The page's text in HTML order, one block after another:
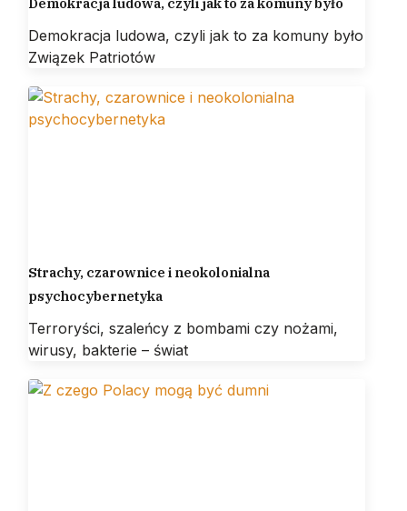
Demokracja ludowa, czyli jak to za komuny było
Demokracja ludowa, czyli jak to za komuny było
Związek Patriotów
Strachy, czarownice i neokolonialna
psychocybernetyka
Terroryści, szaleńcy z bombami czy nożami,
wirusy, bakterie – świat